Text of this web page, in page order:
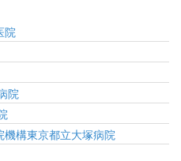
院
院
機構東京都立大塚病院